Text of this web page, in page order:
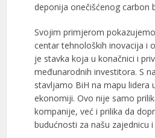
deponija onečišćenog carbon
Svojim primjerom
centar tehnoloških inovacija i
je stavka koja u konačnici i
međunarodnih investitora. S
stavljamo BiH na mapu lidera
ekonomiji. Ovo nije samo
kompanije, već i prilika da
budućnosti za našu zajednicu